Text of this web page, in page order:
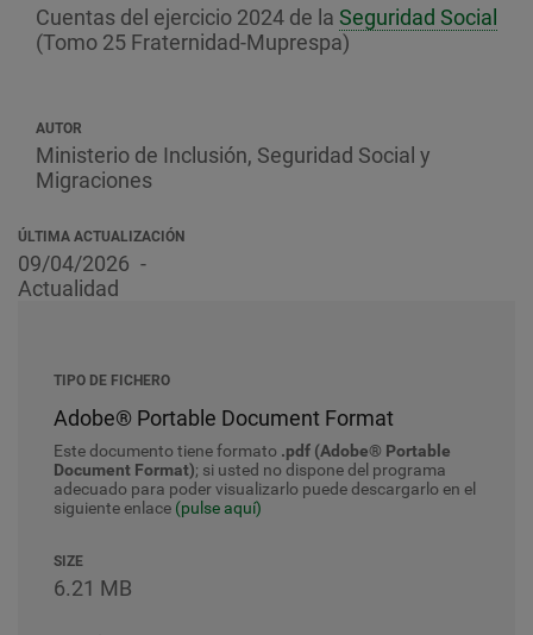
Cuentas del ejercicio 2024 de la Seguridad Social
(Tomo 25 Fraternidad-Muprespa)
AUTOR
Ministerio de Inclusión, Seguridad Social y
Migraciones
ÚLTIMA ACTUALIZACIÓN
09/04/2026
Actualidad
TIPO DE FICHERO
Adobe® Portable Document Format
Este documento tiene formato .pdf (Adobe® Portable
Document Format); si usted no dispone del programa
adecuado para poder visualizarlo puede descargarlo en el
siguiente enlace (pulse aquí)
SIZE
6.21 MB